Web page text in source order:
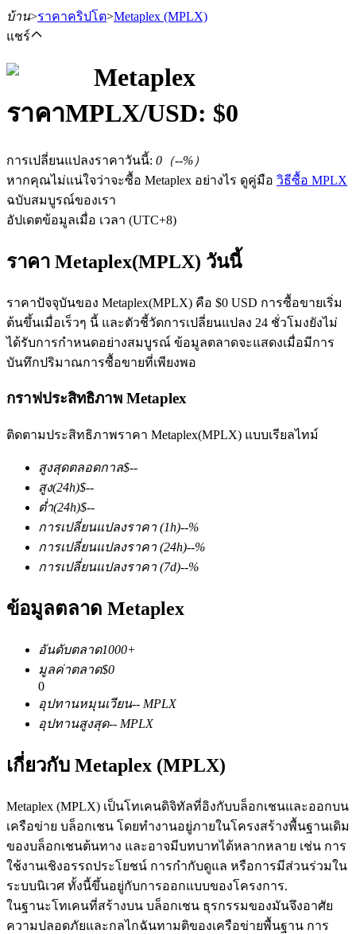
ฟิวเจอร์ส
ฟิวเจอร์สที่ใช้ USDT เป็นหลักประกัน
ฟิวเจอร์ส COIN-M
ฟิวเจอร์สสกุลเงินดิจิทัล
อนุพันธ์ของหุ้น ฟอเร็กซ์ โลหะมีค่า และสินค้าโภคภัณฑ์
ฟิวเจอร์ส USDC
ฟิวเจอร์สที่ใช้ USDC เป็นหลักประกัน
บ้าน>ราคาคริปโต>Metaplex (MPLX)
แชร์
Metaplex
ราคาMPLX/USD: $0
การเปลี่ยนแปลงราคาวันนี้: 0 （--%）
หากคุณไม่แน่ใจว่าจะซื้อ Metaplex อย่างไร ดูคู่มือ วิธีซื้อ MPLX
ฉบับสมบูรณ์ของเรา
อัปเดตข้อมูลเมื่อ เวลา (UTC+8)
ราคา Metaplex(MPLX) วันนี้
ราคาปัจจุบันของ Metaplex(MPLX) คือ $0 USD การซื้อขายเริ่ม
ต้นขึ้นเมื่อเร็วๆ นี้ และตัวชี้วัดการเปลี่ยนแปลง 24 ชั่วโมงยังไม่
ได้รับการกำหนดอย่างสมบูรณ์ ข้อมูลตลาดจะแสดงเมื่อมีการ
บันทึกปริมาณการซื้อขายที่เพียงพอ
กราฟประสิทธิภาพ Metaplex
ติดตามประสิทธิภาพราคา Metaplex(MPLX) แบบเรียลไทม์
สูงสุดตลอดกาล$--
สูง(24h)$--
ต่ำ(24h)$--
การเปลี่ยนแปลงราคา (1h)--%
การเปลี่ยนแปลงราคา (24h)--%
การเปลี่ยนแปลงราคา (7d)--%
ข้อมูลตลาด Metaplex
อันดับตลาด1000+
มูลค่าตลาด$0
0
อุปทานหมุนเวียน-- MPLX
อุปทานสูงสุด-- MPLX
เกี่ยวกับ Metaplex (MPLX)
Metaplex (MPLX) เป็นโทเคนดิจิทัลที่อิงกับบล็อกเชนและออกบน
เครือข่าย บล็อกเชน โดยทำงานอยู่ภายในโครงสร้างพื้นฐานเดิม
ของบล็อกเชนต้นทาง และอาจมีบทบาทได้หลากหลาย เช่น การ
ใช้งานเชิงอรรถประโยชน์ การกำกับดูแล หรือการมีส่วนร่วมใน
ระบบนิเวศ ทั้งนี้ขึ้นอยู่กับการออกแบบของโครงการ.
ในฐานะโทเคนที่สร้างบน บล็อกเชน ธุรกรรมของมันจึงอาศัย
ความปลอดภัยและกลไกฉันทามติของเครือข่ายพื้นฐาน การ